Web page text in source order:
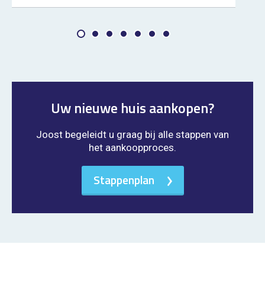
Ik wil besparen
Uw nieuwe huis aankopen?
Joost begeleidt u graag bij alle stappen van
het aankoopproces.
Stappenplan